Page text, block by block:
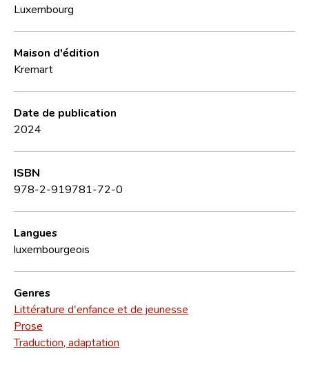
Luxembourg
Maison d'édition
Kremart
Date de publication
2024
ISBN
978-2-919781-72-0
Langues
luxembourgeois
Genres
Littérature d'enfance et de jeunesse
Prose
Traduction, adaptation